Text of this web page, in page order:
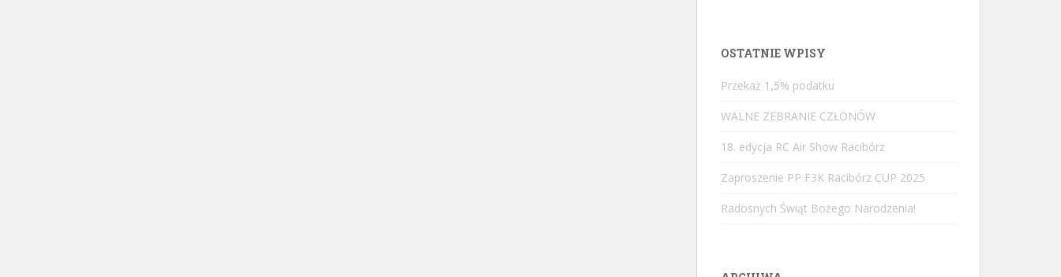
OSTATNIE WPISY
Przekaż 1,5% podatku
WALNE ZEBRANIE CZŁONÓW
18. edycja RC Air Show Racibórz
Zaproszenie PP F3K Racibórz CUP 2025
Radosnych Świąt Bożego Narodzenia!